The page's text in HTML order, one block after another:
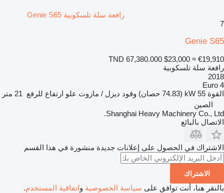
رافعة سلة تلسكوبية Genie S65
7
Genie S65
TND 67,380.000 $23,000 ≈ €19,910
رافعة سلة تلسكوبية
2018
Euro 4
القوة 55 kW (74.83 حصان) وقود ديزل / مازوت علو ارتفاع للرفع 21 متر
الصين
Shanghai Heavy Machinery Co., Ltd.
الاتصال بالبائع
الاشتراك في الحصول على إعلانات جديدة منشورة في هذا القسم
الاشتراك
بالنقر هنا، أنت توافق على سياسة الخصوصية واتفاقية المستخدم.